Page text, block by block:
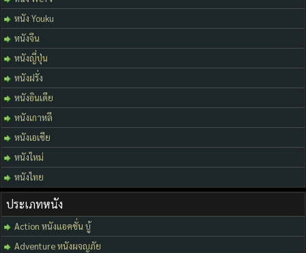
หนัง Youku
หนังจีน
หนังญี่ปุ่น
หนังฝรั่ง
หนังอินเดีย
หนังเกาหลี
หนังเอเชีย
หนังใหม่
หนังไทย
ประเภทหนัง
Action หนังแอคชั่น บู้
Adventure หนังผจญภัย